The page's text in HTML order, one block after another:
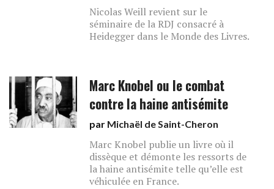
Nicolas Weill revient sur le
séminaire de la RDJ consacré à
Heidegger dans le Monde des Livres.
Marc Knobel ou le combat
contre la haine antisémite
par Michaël de Saint-Cheron
Marc Knobel publie un livre où il
dissèque et démonte les ressorts de
la haine antisémite telle qu’elle est
véhiculée en France.